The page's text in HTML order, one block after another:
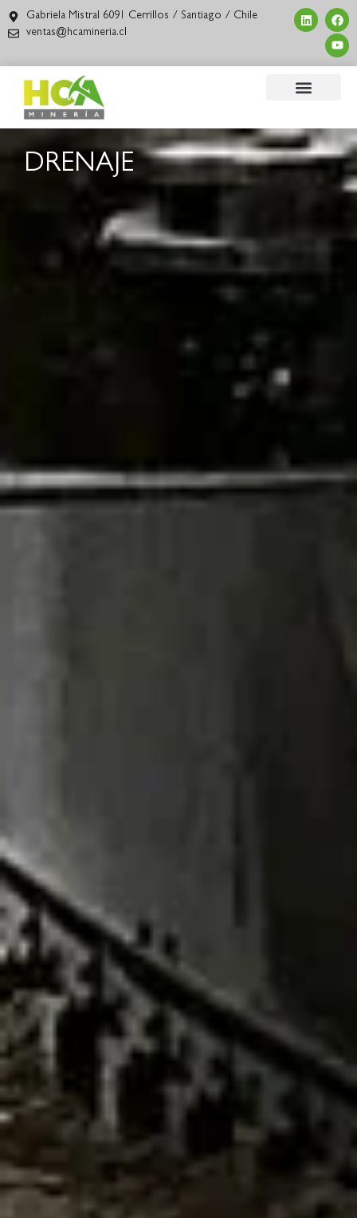
Gabriela Mistral 6091 Cerrillos / Santiago / Chile
ventas@hcamineria.cl
DRENAJE